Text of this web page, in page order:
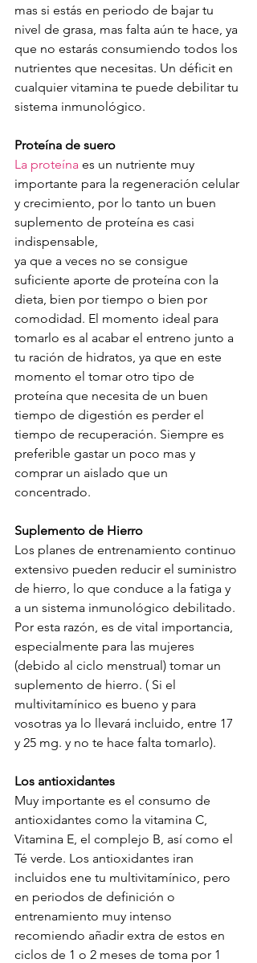
mas si estás en periodo de bajar tu
nivel de grasa, mas falta aún te hace, ya
que no estarás consumiendo todos los
nutrientes que necesitas. Un déficit en
cualquier vitamina te puede debilitar tu
sistema inmunológico.
Proteína de suero
La proteína es un nutriente muy
importante para la regeneración celular
y crecimiento, por lo tanto un buen
suplemento de proteína es casi
indispensable,
ya que a veces no se consigue
suficiente aporte de proteína con la
dieta, bien por tiempo o bien por
comodidad. El momento ideal para
tomarlo es al acabar el entreno junto a
tu ración de hidratos, ya que en este
momento el tomar otro tipo de
proteína que necesita de un buen
tiempo de digestión es perder el
tiempo de recuperación. Siempre es
preferible gastar un poco mas y
comprar un aislado que un
concentrado.
Suplemento de Hierro
Los planes de entrenamiento continuo
extensivo pueden reducir el suministro
de hierro, lo que conduce a la fatiga y
a un sistema inmunológico debilitado.
Por esta razón, es de vital importancia,
especialmente para las mujeres
(debido al ciclo menstrual) tomar un
suplemento de hierro. ( Si el
multivitamínico es bueno y para
vosotras ya lo llevará incluido, entre 17
y 25 mg. y no te hace falta tomarlo).
Los antioxidantes
Muy importante es el consumo de
antioxidantes como la vitamina C,
Vitamina E, el complejo B, así como el
Té verde. Los antioxidantes iran
incluidos ene tu multivitamínico, pero
en periodos de definición o
entrenamiento muy intenso
recomiendo añadir extra de estos en
ciclos de 1 o 2 meses de toma por 1